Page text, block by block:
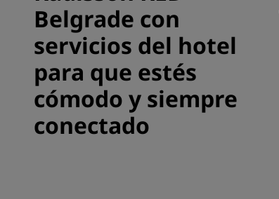
Belgrade con
servicios del hotel
para que estés
cómodo y siempre
conectado